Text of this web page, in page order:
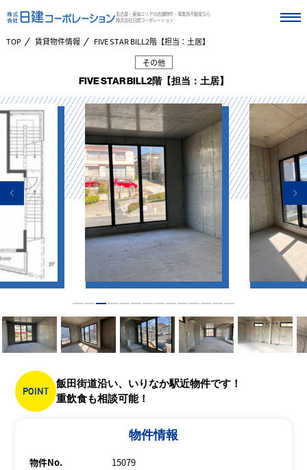
名古屋・東海エリアの店舗物件・事業用不動産なら
株式会社日建コーポレーション
TOP 賃貸物件情報
FIVE STAR BILL2階【担当：土居】
その他
FIVE STAR BILL2階【担当：土居】
POINT
飯田街道沿い、いりなか駅近物件です！
重飲食も相談可能！
物件情報
物件No.
15079